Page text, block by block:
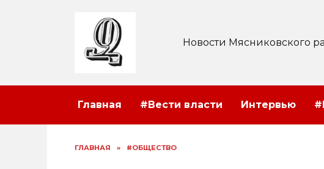
Новости Мясниковского
Главная #Вести власти Интервью
ГЛАВНАЯ » #ОБЩЕСТВО